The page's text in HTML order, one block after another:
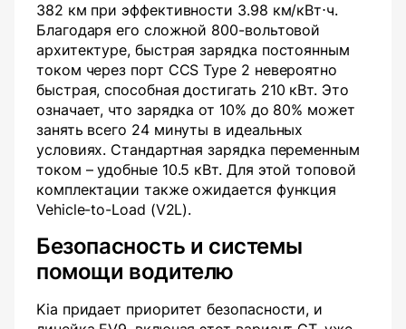
382 км при эффективности 3.98 км/кВт⋅ч.
Благодаря его сложной 800-вольтовой
архитектуре, быстрая зарядка постоянным
током через порт CCS Type 2 невероятно
быстрая, способная достигать 210 кВт. Это
означает, что зарядка от 10% до 80% может
занять всего 24 минуты в идеальных
условиях. Стандартная зарядка переменным
током – удобные 10.5 кВт. Для этой топовой
комплектации также ожидается функция
Vehicle-to-Load (V2L).
Безопасность и системы
помощи водителю
Kia придает приоритет безопасности, и